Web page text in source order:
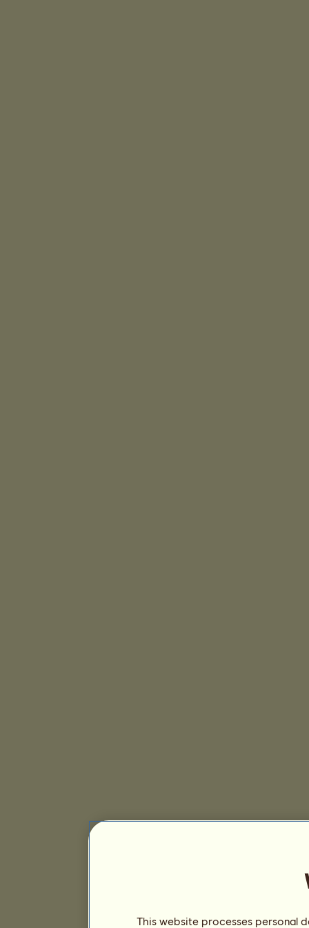
This website processes personal